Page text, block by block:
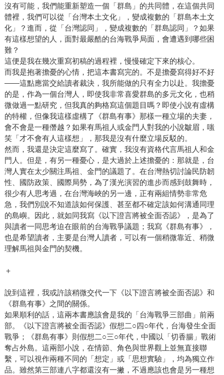
沒有可能，我們能重新塑造一個「群島」的共同體，在這個共同
體裡，我們可以從「台灣本土文化」，變成複數的「群島本土文
化」？進而，從「台灣認同」，變成複數的「群島認同」？如果
有這樣想望的人，面對最嚴酷的台海戰爭局面，會遭遇到哪些困
難？
這便是我在幾次重寫初稿的過程裡，慢慢確定下來的核心。
而我是抱著擔憂的心情，把這本書寫完的。不是擔憂寫得好不好
——這點應當交給讀者裁決，我所能做的只有全力以赴。我擔憂
的是，作為一個台灣人，即使我非常喜愛群島的多元文化，也稍
微做過一點研究，但我真的夠格寫這個題目嗎？即使小說有虛構
的特權，但像我這樣虛構了《群島有事》那樣一種立場的夫妻，
會不會是一種僭越？如果有馬祖人或金門人對我的小說皺眉，嗤
笑「才不會有人這樣想」，那我是沒有什麼立場反駁的。
然而，我還是決定這麼寫了。確實，我沒有資格代言馬祖人和金
門人。但是，有另一種憂心，是大過於上述擔憂的：那就是，台
灣人實在太少關注馬祖、金門的議題了。在台灣熱切討論民防韌
性、國防政策、國際局勢，為了漢光演習的進步而感到鼓舞時，
很少有人思考過，在台灣海峽的另一邊，正有兩組情勢非常危
急，我們別說不知道該如何保護、甚至都不確定該如何溝通同理
的島嶼。因此，就如同我寫《以下證言將被全面否認》，是為了
與讀者一同思考迫在眼前的台海戰爭議題；我寫《群島有事》，
也是希望讀者，主要是台灣人讀者，可以有一個稍微靠近、稍微
理解馬祖與金門的契機。
＋
說到這裡，我或許該稍微交代一下《以下證言將被全面否認》和
《群島有事》之間的關係。
如果順利的話，這兩本書應該會是我的「台海戰爭三部曲」前兩
部。《以下證言將被全面否認》假想二○四○年代，台海發生全面
戰爭；《群島有事》則假想二○三○年代，中國以「切香腸」戰術
奪占外島。這兩部小說，在情節、角色與世界觀上並無直接聯
繫，可以視作兩種不同的「想定」或「思想實驗」，均為獨立作
品。雖然第三部連八字都還沒有一撇，不過應該也會是另一種想